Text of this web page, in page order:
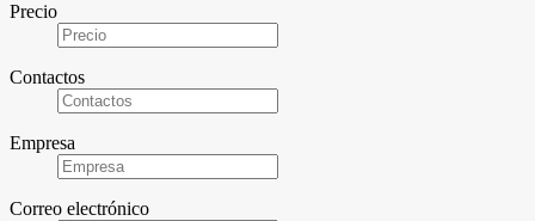
Precio
Contactos
Empresa
Correo electrónico